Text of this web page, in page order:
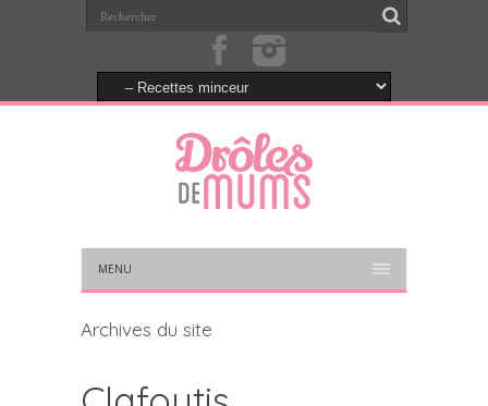
MENU
Archives du site